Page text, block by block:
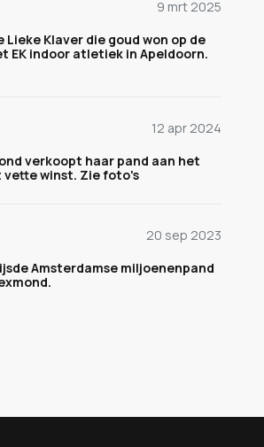
9 mrt 2025
Klaver die goud won op de
EK indoor atletiek in Apeldoorn.
12 apr 2024
verkoopt haar pand aan het
vette winst. Zie foto's
20 sep 2023
Amsterdamse miljoenenpand